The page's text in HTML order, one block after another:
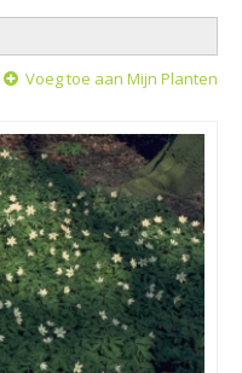
Voeg toe aan Mijn Planten